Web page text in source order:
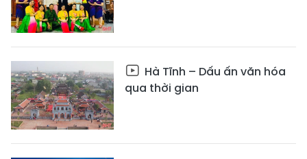
Hà Tĩnh – Dấu ấn văn hóa
qua thời gian